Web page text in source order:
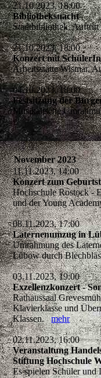
21.10.2023, 18:00
Bibliotheksnacht
Stadtbibliothek,
21.10.2023, 18:00
Konzert mit
Arbeitsstätte Wismar,
04.10.2023, 18:00
Festsitzung der
Musikalische
November 2023
11.11.2023, 14:00
Konzert zum
Hochschule Rostock -
und der Young
08.11.2023, 17:00
Laternenumzug in
Umrahmung des
Lübow durch
03.11.2023, 19:00
Exzellenzkonzert -
Rathaussaal
Klavierklasse und
Klassen.mehr
02.11.2023, 16:00
Veranstaltung
Stiftung Hochschule
Es spielen Schüler